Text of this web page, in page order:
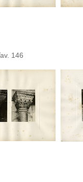
146